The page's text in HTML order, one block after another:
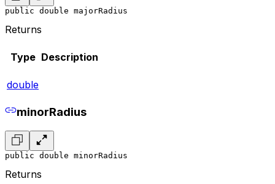
public double majorRadius
Returns
Type Description
double
minorRadius
public double minorRadius
Returns